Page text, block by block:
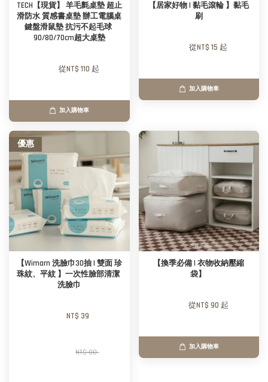
TECH【現貨】 羊毛氈桌墊 超止
滑防水 質感書桌墊 辦工電腦桌
鍵盤滑鼠墊 抗污不起毛球
90/80/70cm超大桌墊
        從
NT$ 110 起
加入購物車
【居家好物 | 黏毛滾輪 】黏毛
刷
        從
NT$ 15 起
加入購物車
優惠
【Wimarn 洗臉巾30抽 | 雙面 珍
珠紋、平紋 】一次性臉部清潔
洗臉巾
NT$ 39
NT$ 80
【換季必備 | 衣物收納壓縮
袋】
        從
NT$ 90 起
加入購物車